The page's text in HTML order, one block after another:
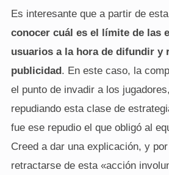
Es interesante que a partir de
conocer cuál es el límite de las
usuarios a la hora de difundir y
publicidad. En este caso, la
el punto de invadir a los
repudiando esta clase de
fue ese repudio el que obligó al
Creed a dar una explicación, y
retractarse de esta «acción